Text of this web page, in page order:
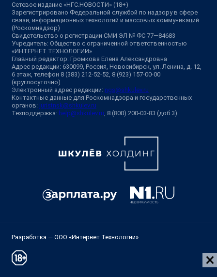
Сетевое издание «НГС.НОВОСТИ» (18+)
Зарегистрировано Федеральной службой по надзору в сфере
связи, информационных технологий и массовых коммуникаций
(Роскомнадзор)
Свидетельство о регистрации СМИ ЭЛ № ФС 77—84683
Учредитель: Общество с ограниченной ответственностью
«ИНТЕРНЕТ ТЕХНОЛОГИИ»
Главный редактор: Громкова Елена Александровна
Адрес редакции: 630099, Россия, Новосибирск, ул. Ленина, д. 12,
6 этаж, телефон 8 (383) 212-52-52, 8 (923) 157-00-00
(круглосуточно)
Электронный адрес редакции: ngs@shkulev.ru
Контактные данные для Роскомнадзора и государственных
органов: juristnsk@shkulev.ru
Техподдержка: help@shkulev.ru , 8 (800) 200-03-83 (доб.3)
Разработка — ООО «Интернет Технологии»